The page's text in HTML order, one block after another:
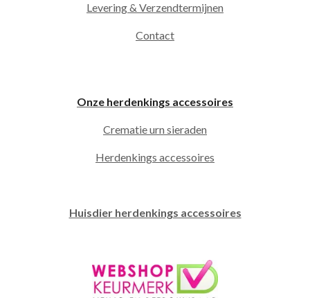
Levering & Verzendtermijnen
Contact
Onze herdenkings accessoires
Crematie urn sieraden
Herdenkings accessoires
Huisdier herdenkings accessoires